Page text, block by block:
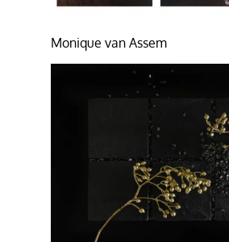
Monique van Assem